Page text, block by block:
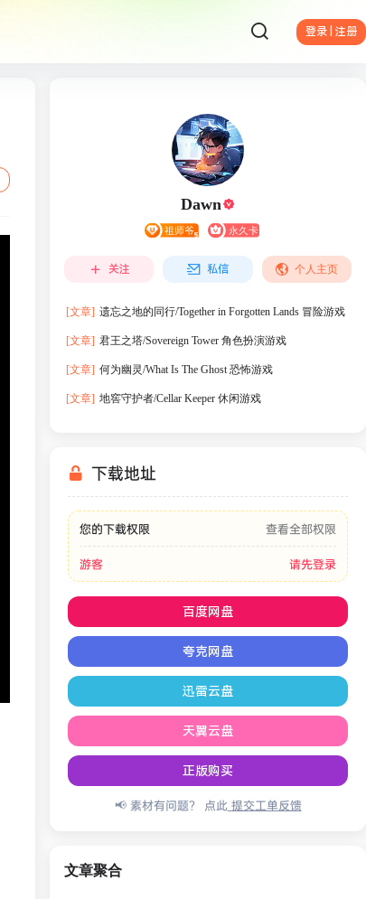
登录 | 注册
Dawn
关注 私信 个人主页
[文章] 遗忘之地的同行/Together in Forgotten Lands 冒险游戏
[文章] 君王之塔/Sovereign Tower 角色扮演游戏
[文章] 何为幽灵/What Is The Ghost 恐怖游戏
[文章] 地窖守护者/Cellar Keeper 休闲游戏
下载地址
您的下载权限 查看全部权限
游客 请先登录
百度网盘
夸克网盘
迅雷云盘
天翼云盘
正版购买
📢 素材有问题？ 点此提交工单反馈
文章聚合